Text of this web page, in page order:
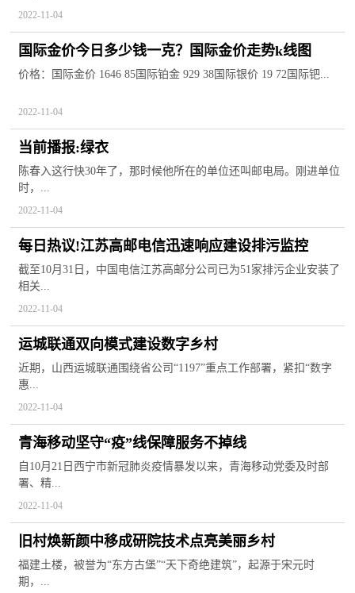
2022-11-04
国际金价今日多少钱一克？国际金价走势k线图
价格：国际金价 1646 85国际铂金 929 38国际银价 19 72国际钯...
2022-11-04
当前播报:绿衣
陈春入这行快30年了，那时候他所在的单位还叫邮电局。刚进单位
时，...
2022-11-04
每日热议!江苏高邮电信迅速响应建设排污监控
截至10月31日，中国电信江苏高邮分公司已为51家排污企业安装了
相关...
2022-11-04
运城联通双向模式建设数字乡村
近期，山西运城联通围绕省公司“1197”重点工作部署，紧扣“数字
惠...
2022-11-04
青海移动坚守“疫”线保障服务不掉线
自10月21日西宁市新冠肺炎疫情暴发以来，青海移动党委及时部
署、精...
2022-11-04
旧村焕新颜中移成研院技术点亮美丽乡村
福建土楼，被誉为“东方古堡”“天下奇绝建筑”，起源于宋元时
期，...